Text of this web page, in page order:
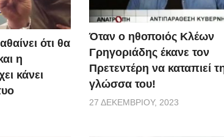
ότι θα
η
κάνει
Όταν ο ηθοποιός Κλέων
Γρηγοριάδης έκανε τον
Πρετεντέρη να καταπιεί
γλώσσα του!
27 ΔΕΚΕΜΒΡΊΟΥ, 2023